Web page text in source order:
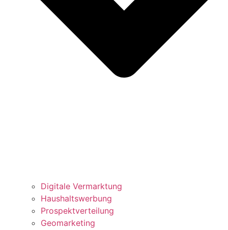
Digitale Vermarktung
Haushaltswerbung
Prospektverteilung
Geomarketing